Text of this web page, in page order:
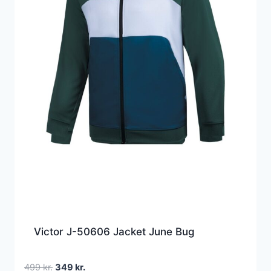
Victor J-50606 Jacket June Bug
499kr. Den
349 kr.